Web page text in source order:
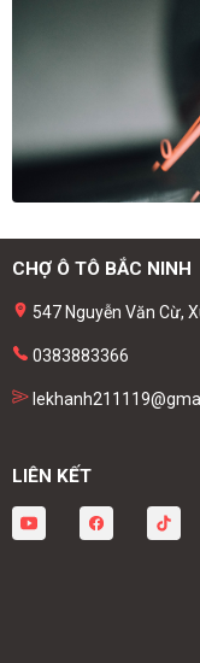
CHỢ Ô TÔ BẮC NINH
547 Nguyễn Văn Cừ,
0383883366
LIÊN KẾT